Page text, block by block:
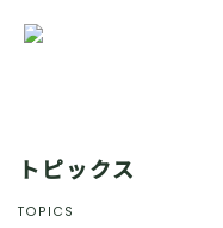
トピックス
TOPICS